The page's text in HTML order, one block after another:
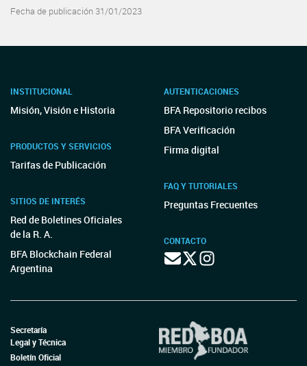
Fecha de publicación 31/01/2023
INSTITUCIONAL
Misión, Visión e Historia
PRODUCTOS Y SERVICIOS
Tarifas de Publicación
SITIOS DE INTERÉS
Red de Boletines Oficiales
de la R. A.
BFA Blockchain Federal
Argentina
AUTENTICACIONES
BFA Repositorio recibos
BFA Verificación
Firma digital
FAQ Y TUTORIALES
Preguntas Frecuentes
CONTACTO
Secretaría
Legal y Técnica
Boletín Oficial